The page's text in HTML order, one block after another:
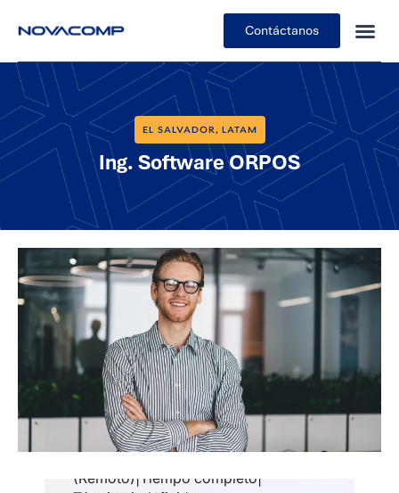
Contáctanos
EL SALVADOR, LATAM
Ing. Software ORPOS